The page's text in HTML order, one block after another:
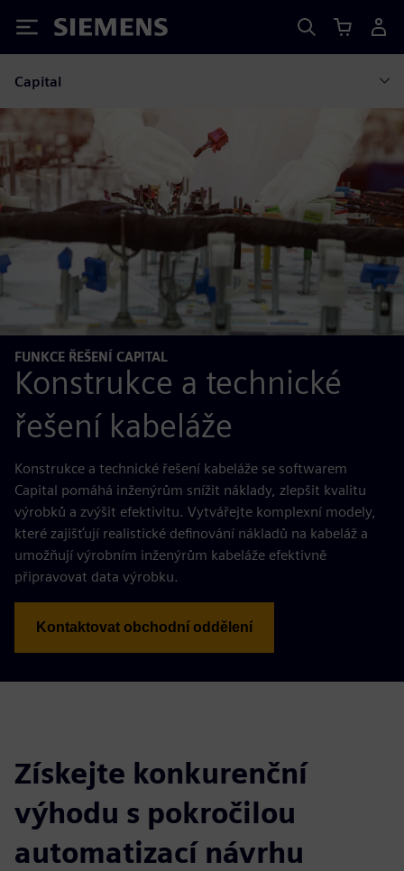
Siemens
Capital
FUNKCE ŘEŠENÍ CAPITAL
Konstrukce a technické
řešení kabeláže
Konstrukce a technické řešení kabeláže se softwarem
Capital pomáhá inženýrům snížit náklady, zlepšit kvalitu
výrobků a zvýšit efektivitu. Vytvářejte komplexní modely,
které zajišťují realistické definování nákladů na kabeláž a
umožňují výrobním inženýrům kabeláže efektivně
připravovat data výrobku.
Kontaktovat obchodní oddělení
Získejte konkurenční
výhodu s pokročilou
automatizací návrhu